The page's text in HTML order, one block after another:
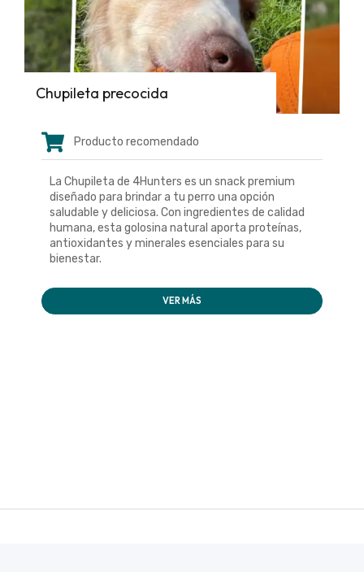
Chupileta precocida
Producto recomendado
La Chupileta de 4Hunters es un snack premium
diseñado para brindar a tu perro una opción
saludable y deliciosa. Con ingredientes de calidad
humana, esta golosina natural aporta proteínas,
antioxidantes y minerales esenciales para su
bienestar.
VER MÁS